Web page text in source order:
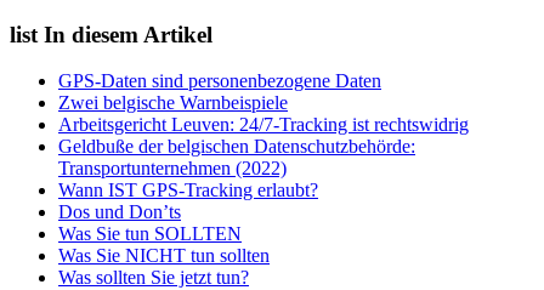
list In diesem Artikel
GPS-Daten sind personenbezogene Daten
Zwei belgische Warnbeispiele
Arbeitsgericht Leuven: 24/7-Tracking ist rechtswidrig
Geldbuße der belgischen Datenschutzbehörde:
Transportunternehmen (2022)
Wann IST GPS-Tracking erlaubt?
Dos und Don’ts
Was Sie tun SOLLTEN
Was Sie NICHT tun sollten
Was sollten Sie jetzt tun?